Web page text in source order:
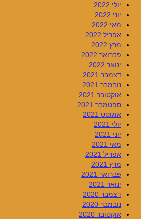
יולי 2022
יוני 2022
מאי 2022
אפריל 2022
מרץ 2022
פברואר 2022
ינואר 2022
דצמבר 2021
נובמבר 2021
אוקטובר 2021
ספטמבר 2021
אוגוסט 2021
יולי 2021
יוני 2021
מאי 2021
אפריל 2021
מרץ 2021
פברואר 2021
ינואר 2021
דצמבר 2020
נובמבר 2020
אוקטובר 2020